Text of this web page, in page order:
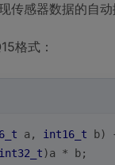
传感器数据的自
格式：
a, int16_t b)
int32_t)a * b;